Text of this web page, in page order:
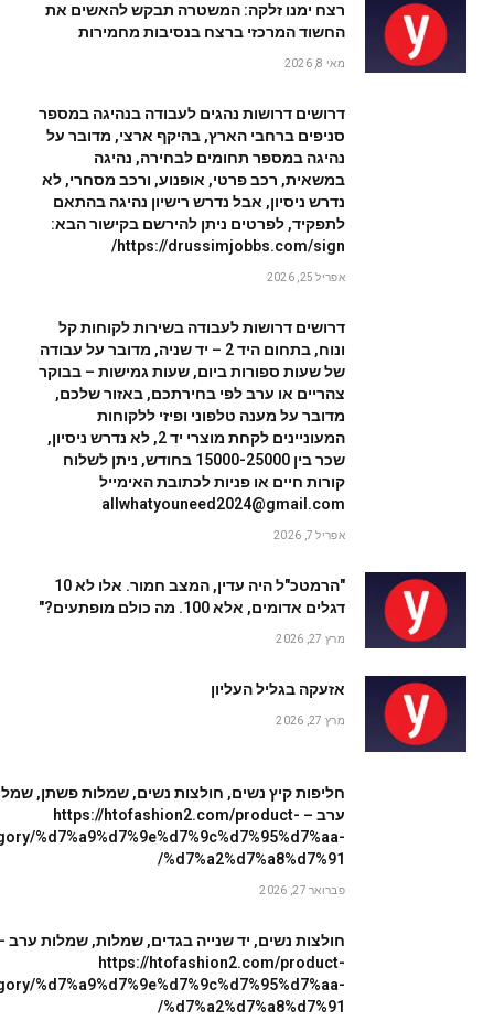
רצח ימנו זלקה: המשטרה תבקש להאשים את
החשוד המרכזי ברצח בנסיבות מחמירות
מאי 8, 2026
דרושים דרושות נהגים לעבודה בנהיגה במספר
סניפים ברחבי הארץ, בהיקף ארצי, מדובר על
נהיגה במספר תחומים לבחירה, נהיגה
במשאית, רכב פרטי, אופנוע, ורכב מסחרי, לא
נדרש ניסיון, אבל נדרש רישיון נהיגה בהתאם
לתפקיד, לפרטים ניתן להירשם בקישור הבא:
https://drussimjobbs.com/sign/
אפריל 25, 2026
דרושים דרושות לעבודה בשירות לקוחות קל
ונוח, בתחום היד 2 – יד שניה, מדובר על עבודה
של שעות ספורות ביום, שעות גמישות – בבוקר
צהריים או ערב לפי בחירתכם, באזור שלכם,
מדובר על מענה טלפוני ופיזי ללקוחות
המעוניינים לקחת מוצרי יד 2, לא נדרש ניסיון,
שכר בין 15000-25000 בחודש, ניתן לשלוח
קורות חיים או פניות לכתובת האימייל
allwhatyouneed2024@gmail.com
אפריל 7, 2026
"הרמטכ"ל היה עדין, המצב חמור. אלו לא 10
דגלים אדומים, אלא 100. מה כולם מופתעים?"
מרץ 27, 2026
אזעקה בגליל העליון
מרץ 27, 2026
חליפות קיץ נשים, חולצות נשים, שמלות פשתן,
ערב – https://htofashion2.com/product-
%d7%a9%d7%9e%d7%9c%d7%95%d7%aa-
%d7%a2%d7%a8%d7%91/
פברואר 27, 2026
חולצות נשים, יד שנייה בגדים, שמלות, שמלות ערב
https://htofashion2.com/product-
%d7%a9%d7%9e%d7%9c%d7%95%d7%aa-
%d7%a2%d7%a8%d7%91/